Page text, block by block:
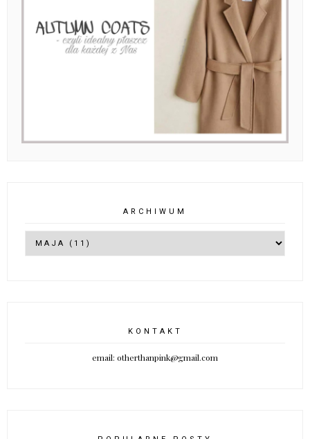
ARCHIWUM
KONTAKT
email: otherthanpink@gmail.com